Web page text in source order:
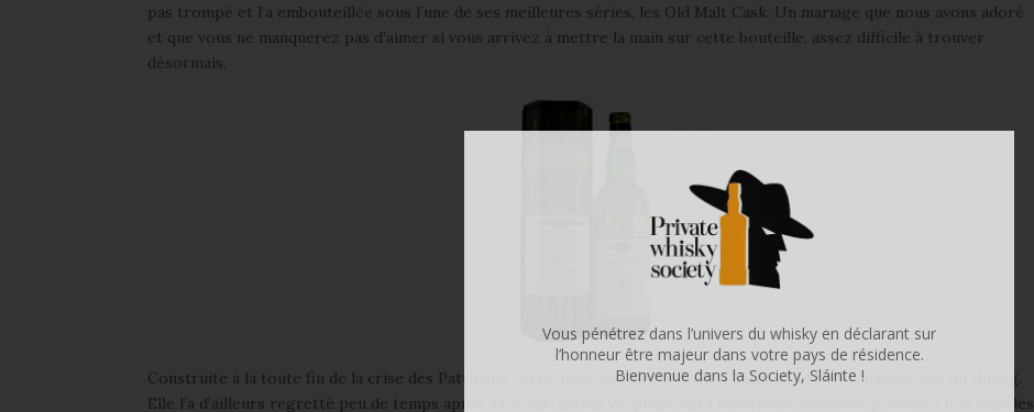
pas trompé et l’a embouteillée sous l’une de ses meilleures séries, les Old Malt Cask. Un mariage que nous avons adoré
et que vous ne manquerez pas d’aimer si vous arrivez à mettre la main sur cette bouteille, assez difficile à trouver
désormais.
Construite à la toute fin de la crise des Pattisons, on ne peut pas dire que Glen Elgin ait été une championne du timing.
Elle l’a d’ailleurs regretté peu de temps après sa construction vu qu’elle sera finalement revendue plusieurs fois dans les
Vous pénétrez dans l’univers du whisky en déclarant sur
l’honneur être majeur dans votre pays de résidence.
Bienvenue dans la Society, Sláinte !